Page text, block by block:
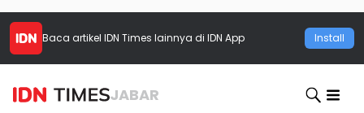
Baca artikel IDN Times lainnya di IDN App Install
JABAR